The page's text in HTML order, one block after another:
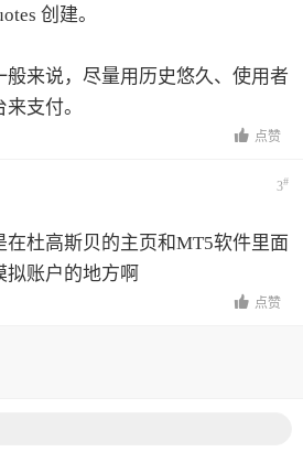
创建。
来说，尽量用历史悠久、使用者
支付。
点赞
3#
杜高斯贝的主页和MT5软件里面
拟账户的地方啊
点赞